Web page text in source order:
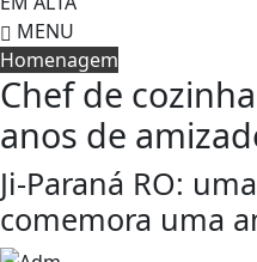
MENU
Homenagem
Chef de
anos de
Ji-Paraná RO:
comemora uma